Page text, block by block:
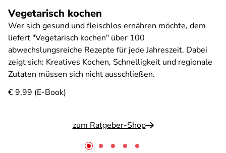
Vegetarisch kochen
Wer sich gesund und fleischlos ernähren möchte, dem
liefert "Vegetarisch kochen" über 100
abwechslungsreiche Rezepte für jede Jahreszeit. Dabei
zeigt sich: Kreatives Kochen, Schnelligkeit und regionale
Zutaten müssen sich nicht ausschließen.
€ 9,99 (E-Book)
zum Ratgeber-Shop